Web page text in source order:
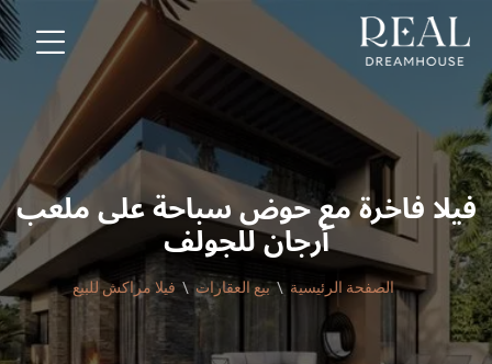
فيلا فاخرة مع حوض سباحة على ملعب
أرجان للجولف
الصفحة الرئيسية بيع العقارات فيلا مراكش للبيع